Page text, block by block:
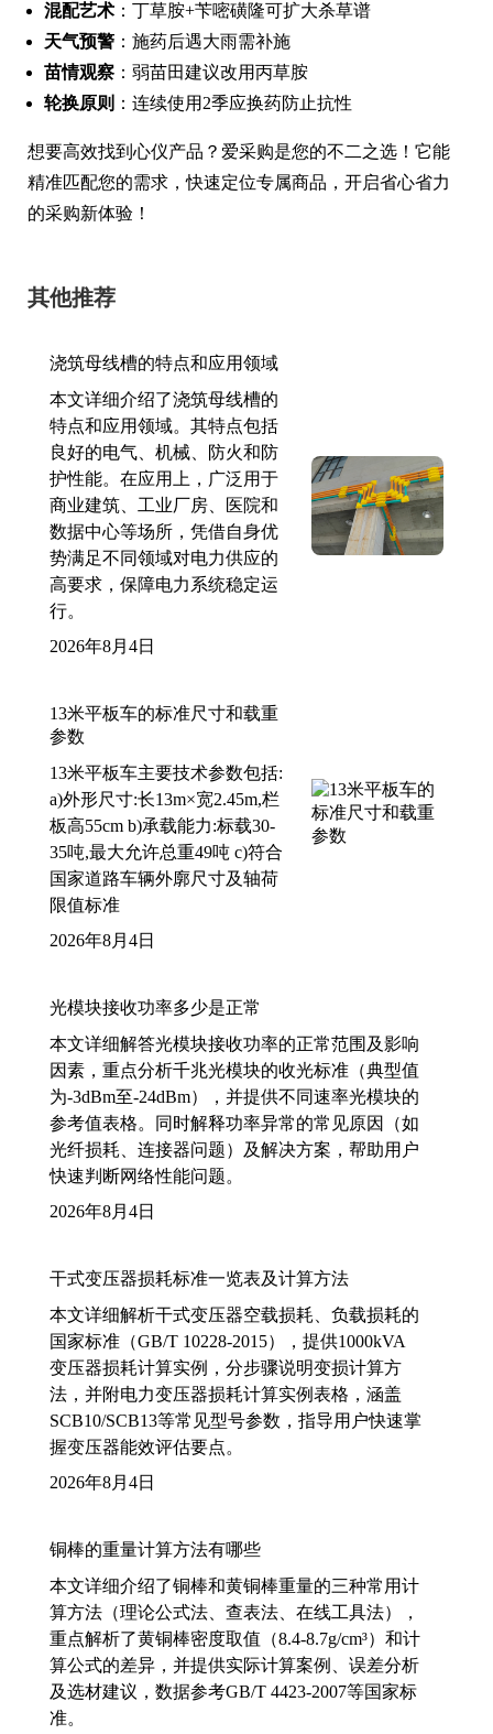
混配艺术 ：丁草胺+苄嘧磺隆可扩大杀草谱
天气预警 ：施药后遇大雨需补施
苗情观察 ：弱苗田建议改用丙草胺
轮换原则 ：连续使用2季应换药防止抗性
想要高效找到心仪产品？爱采购是您的不二之选！它能
精准匹配您的需求，快速定位专属商品，开启省心省力
的采购新体验！
其他推荐
浇筑母线槽的特点和应用领域
本文详细介绍了浇筑母线槽的
特点和应用领域。其特点包括
良好的电气、机械、防火和防
护性能。在应用上，广泛用于
商业建筑、工业厂房、医院和
数据中心等场所，凭借自身优
势满足不同领域对电力供应的
高要求，保障电力系统稳定运
行。
2026年8月4日
13米平板车的标准尺寸和载重
参数
13米平板车主要技术参数包括:
a)外形尺寸:长13m×宽2.45m,栏
板高55cm b)承载能力:标载30-
35吨,最大允许总重49吨 c)符合
国家道路车辆外廓尺寸及轴荷
限值标准
2026年8月4日
光模块接收功率多少是正常
本文详细解答光模块接收功率的正常范围及影响
因素，重点分析千兆光模块的收光标准（典型值
为-3dBm至-24dBm），并提供不同速率光模块的
参考值表格。同时解释功率异常的常见原因（如
光纤损耗、连接器问题）及解决方案，帮助用户
快速判断网络性能问题。
2026年8月4日
干式变压器损耗标准一览表及计算方法
本文详细解析干式变压器空载损耗、负载损耗的
国家标准（GB/T 10228-2015），提供1000kVA
变压器损耗计算实例，分步骤说明变损计算方
法，并附电力变压器损耗计算实例表格，涵盖
SCB10/SCB13等常见型号参数，指导用户快速掌
握变压器能效评估要点。
2026年8月4日
铜棒的重量计算方法有哪些
本文详细介绍了铜棒和黄铜棒重量的三种常用计
算方法（理论公式法、查表法、在线工具法），
重点解析了黄铜棒密度取值（8.4-8.7g/cm³）和计
算公式的差异，并提供实际计算案例、误差分析
及选材建议，数据参考GB/T 4423-2007等国家标
准。